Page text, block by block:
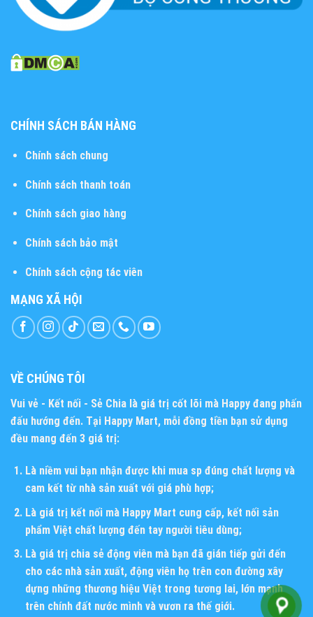
CHÍNH SÁCH BÁN HÀNG
Chính sách chung
Chính sách thanh toán
Chính sách giao hàng
Chính sách bảo mật
Chính sách cộng tác viên
MẠNG XÃ HỘI
VỀ CHÚNG TÔI
Vui vẻ - Kết nối - Sẻ Chia là giá trị cốt lõi mà Happy đang phấn
đấu hướng đến. Tại Happy Mart, mỗi đồng tiền bạn sử dụng
đều mang đến 3 giá trị:
Là niềm vui bạn nhận được khi mua sp đúng chất lượng và
cam kết từ nhà sản xuất với giá phù hợp;
Là giá trị kết nối mà Happy Mart cung cấp, kết nối sản
phẩm Việt chất lượng đến tay người tiêu dùng;
Là giá trị chia sẻ động viên mà bạn đã gián tiếp gửi đến
cho các nhà sản xuất, động viên họ trên con đường xây
dựng những thương hiệu Việt trong tương lai, lớn mạnh
trên chính đất nước mình và vươn ra thế giới.